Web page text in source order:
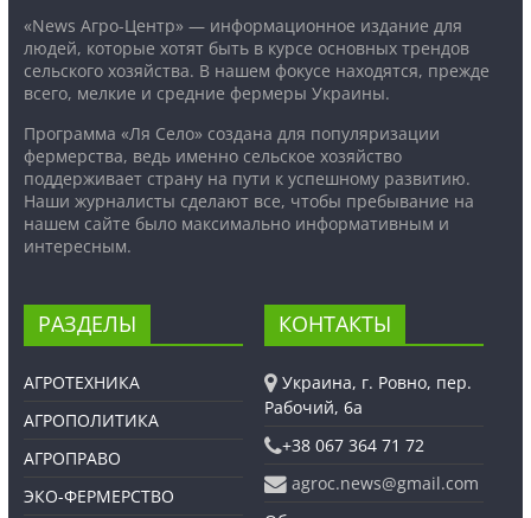
«News Агро-Центр» — информационное издание для
людей, которые хотят быть в курсе основных трендов
сельского хозяйства. В нашем фокусе находятся, прежде
всего, мелкие и средние фермеры Украины.
Программа «Ля Село» создана для популяризации
фермерства, ведь именно сельское хозяйство
поддерживает страну на пути к успешному развитию.
Наши журналисты сделают все, чтобы пребывание на
нашем сайте было максимально информативным и
интересным.
РАЗДЕЛЫ
АГРОТЕХНИКА
АГРОПОЛИТИКА
АГРОПРАВО
ЭКО-ФЕРМЕРСТВО
КОНТАКТЫ
Украина, г. Ровно, пер.
Рабочий, 6а
+38 067 364 71 72
agroc.news@gmail.com